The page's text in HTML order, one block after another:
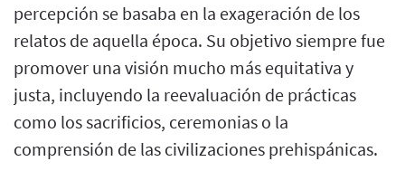
percepción se basaba en la exageración de los
relatos de aquella época. Su objetivo siempre fue
promover una visión mucho más equitativa y
justa, incluyendo la reevaluación de prácticas
como los sacrificios, ceremonias o la
comprensión de las civilizaciones prehispánicas.